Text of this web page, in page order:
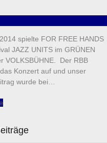
spielte FOR FREE HANDS
JAZZ UNITS im GRÜNEN
VOLKSBÜHNE. Der RBB
Konzert auf und unser
wurde bei…